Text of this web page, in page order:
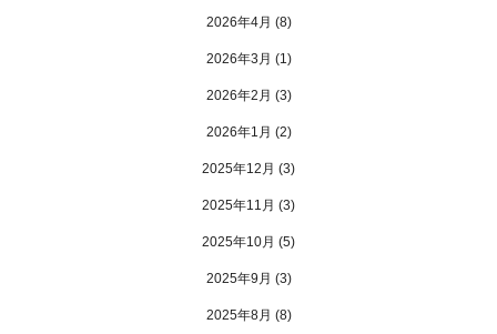
2026年4月 (8)
2026年3月 (1)
2026年2月 (3)
2026年1月 (2)
2025年12月 (3)
2025年11月 (3)
2025年10月 (5)
2025年9月 (3)
2025年8月 (8)